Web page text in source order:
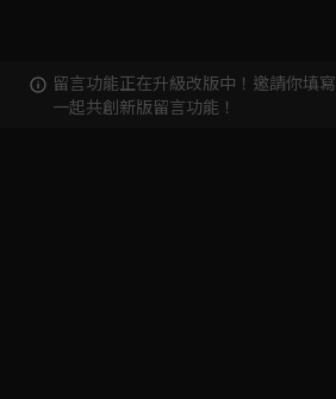
留言功能正在升級改版中！邀請你填寫
一起共創新版留言功能！